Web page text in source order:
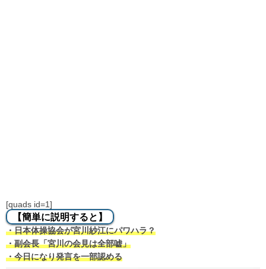
[quads id=1]
【簡単に説明すると】
・日本体操協会が宮川紗江にパワハラ？
・副会長「宮川の会見は全部嘘」
・今日になり発言を一部認める